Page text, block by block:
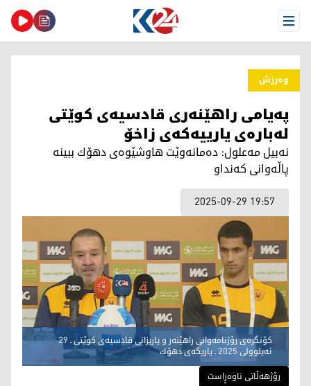
Open Menu
وەرزش
پەیامی راهێنەری قادسیەی كوێتی
لەبارەی یارییەكەی زاخۆ
نەبیل مەعلول: دەمانەوێت هاوشێوەی دهۆك ببینە
پاڵەوانی كەنداو
2025-09-29 19:57
كۆنگرەی رۆژنامەوانی راهێنەر و یاریزانی قادسیەی كوێتی ـ 29
ئەیلوولی 2025 ـ یاریگەی دهۆك
رۆژهەڵاتی ناوەڕاست